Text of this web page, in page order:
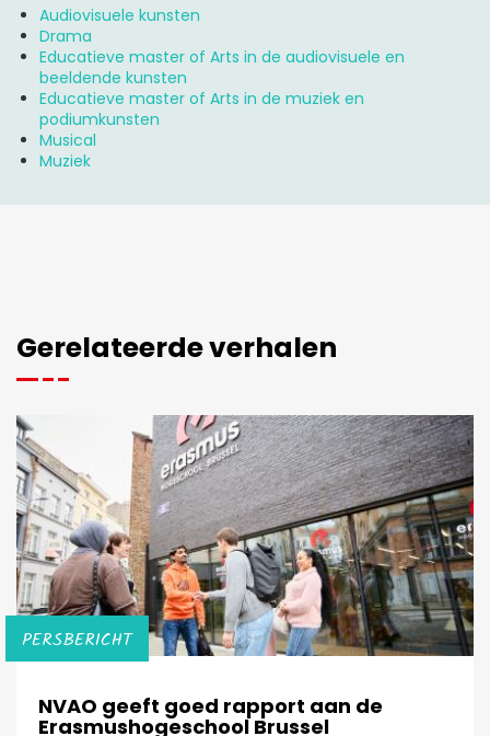
Audiovisuele kunsten
Drama
Educatieve master of Arts in de audiovisuele en
beeldende kunsten
Educatieve master of Arts in de muziek en
podiumkunsten
Musical
Muziek
Gerelateerde verhalen
PERSBERICHT
NVAO geeft goed rapport aan de
Erasmushogeschool Brussel